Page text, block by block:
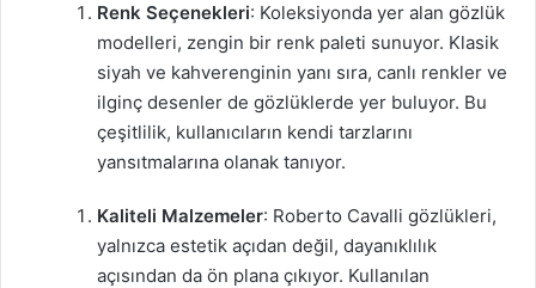
Renk Seçenekleri: Koleksiyonda yer alan gözlük
modelleri, zengin bir renk paleti sunuyor. Klasik
siyah ve kahverenginin yanı sıra, canlı renkler ve
ilginç desenler de gözlüklerde yer buluyor. Bu
çeşitlilik, kullanıcıların kendi tarzlarını
yansıtmalarına olanak tanıyor.
Kaliteli Malzemeler: Roberto Cavalli gözlükleri,
yalnızca estetik açıdan değil, dayanıklılık
açısından da ön plana çıkıyor. Kullanılan